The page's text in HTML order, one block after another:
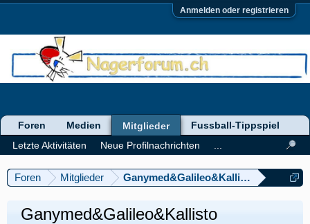
Anmelden oder registrieren
Foren Mitglieder Ganymed&Galileo&Kallisto
Ganymed&Galileo&Kallisto
Foren Medien
Mitglieder
Letzte Aktivitäten
Neue Profilnachrichten
Fussball-Tippspiel